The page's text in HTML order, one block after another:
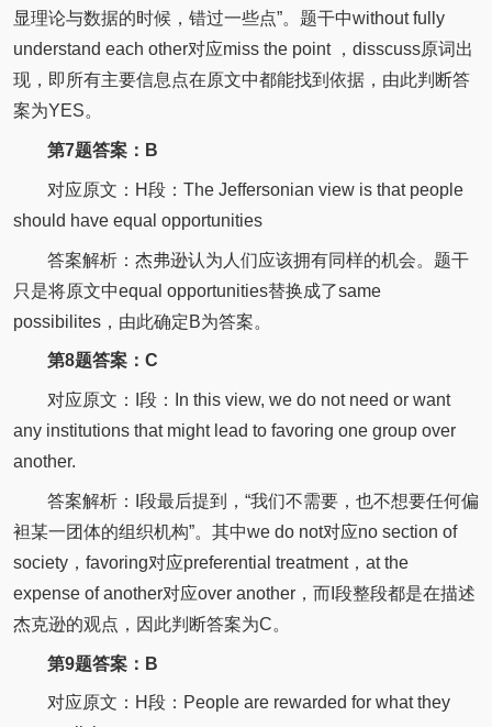
显理论与数据的时候，错过一些点”。题干中without fully
understand each other对应miss the point ，disscuss原词出
现，即所有主要信息点在原文中都能找到依据，由此判断答
案为YES。
第7题答案：B
对应原文：H段：The Jeffersonian view is that people
should have equal opportunities
答案解析：杰弗逊认为人们应该拥有同样的机会。题干
只是将原文中equal opportunities替换成了same
possibilites，由此确定B为答案。
第8题答案：C
对应原文：I段：In this view, we do not need or want
any institutions that might lead to favoring one group over
another.
答案解析：I段最后提到，“我们不需要，也不想要任何偏
袒某一团体的组织机构”。其中we do not对应no section of
society，favoring对应preferential treatment，at the
expense of another对应over another，而I段整段都是在描述
杰克逊的观点，因此判断答案为C。
第9题答案：B
对应原文：H段：People are rewarded for what they